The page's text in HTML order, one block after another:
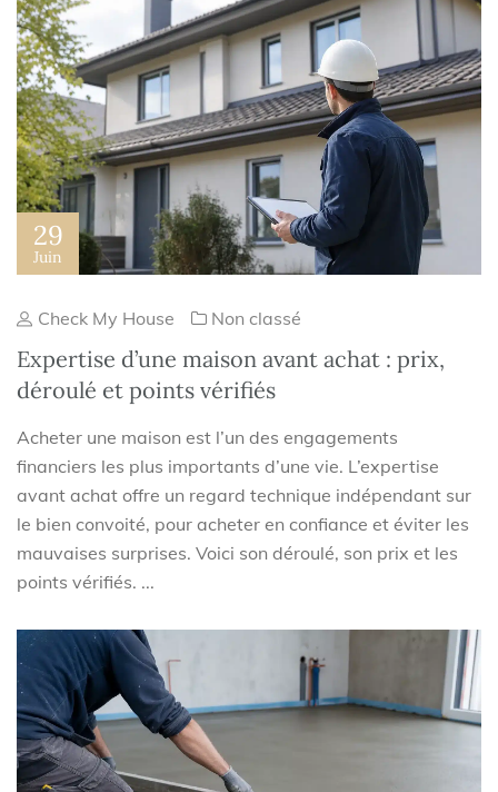
29
Juin
Check My House Non classé
Expertise d’une maison avant achat : prix,
déroulé et points vérifiés
Acheter une maison est l’un des engagements
financiers les plus importants d’une vie. L’expertise
avant achat offre un regard technique indépendant sur
le bien convoité, pour acheter en confiance et éviter les
mauvaises surprises. Voici son déroulé, son prix et les
points vérifiés. ...